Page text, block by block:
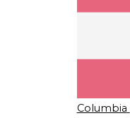
Columbia